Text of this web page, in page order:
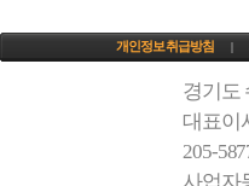
개인정보 취급방침 |
경기도
대표이
205-